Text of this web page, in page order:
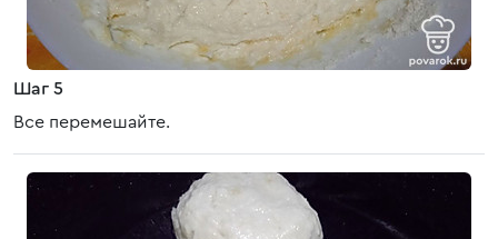
Шаг 5
Все перемешайте.